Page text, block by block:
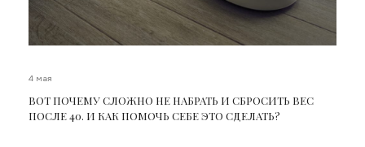
4 мая
ВОТ ПОЧЕМУ СЛОЖНО НЕ НАБРАТЬ И СБРОСИТЬ ВЕС
ПОСЛЕ 40. И КАК ПОМОЧЬ СЕБЕ ЭТО СДЕЛАТЬ?